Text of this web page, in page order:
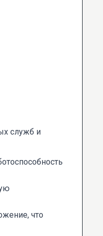
служб и
что